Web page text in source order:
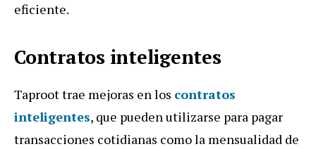
eficiente.
Contratos inteligentes
Taproot trae mejoras en los contratos
inteligentes, que pueden utilizarse para pagar
transacciones cotidianas como la mensualidad de